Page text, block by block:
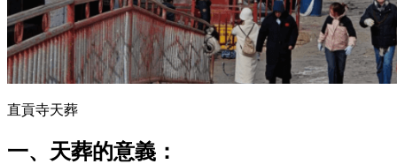
直貢寺天葬
一、天葬的意義：